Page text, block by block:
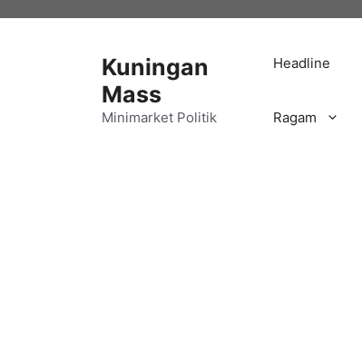
Kuningan
Mass
Minimarket Politik
Headline
Ragam